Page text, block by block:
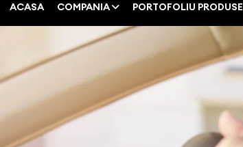
ACASA COMPANIA PORTOFOLIU PRODUSE